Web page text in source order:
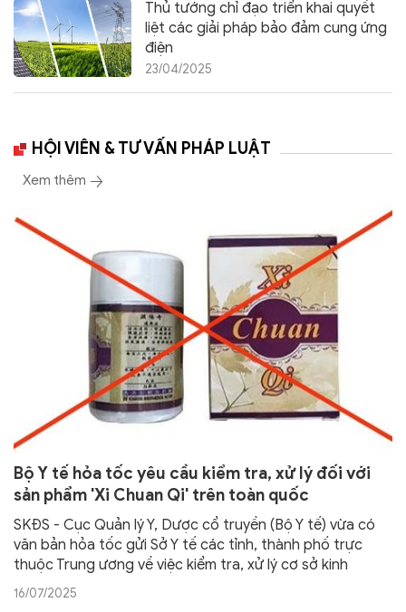
Thủ tướng chỉ đạo triển khai quyết
liệt các giải pháp bảo đảm cung ứng
điện
23/04/2025
HỘI VIÊN & TƯ VẤN PHÁP LUẬT
Xem thêm
Bộ Y tế hỏa tốc yêu cầu kiểm tra, xử lý đối với
sản phẩm 'Xi Chuan Qi' trên toàn quốc
SKĐS - Cục Quản lý Y, Dược cổ truyền (Bộ Y tế) vừa có
văn bản hỏa tốc gửi Sở Y tế các tỉnh, thành phố trực
thuộc Trung ương về việc kiểm tra, xử lý cơ sở kinh
doanh sản phẩm Xi Chuan Qi – do Hongkong Wisdom
Medical Factory sản xuất nghi ngờ kém chất lượng/giả
16/07/2025